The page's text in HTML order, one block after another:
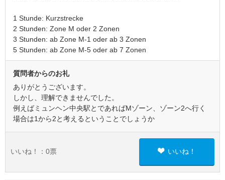
1 Stunde: Kurzstrecke
2 Stunden: Zone M oder 2 Zonen
3 Stunden: ab Zone M-1 oder ab 3 Zonen
5 Stunden: ab Zone M-5 oder ab 7 Zonen
質問者からのお礼
ありがとうございます。
しかし、理解できませんでした。
例えばミュンヘン中央駅とであればMゾーン、ゾーン2へ行く
場合は1から2と考えるということでしょうか
いいね！： 0票 いいね！